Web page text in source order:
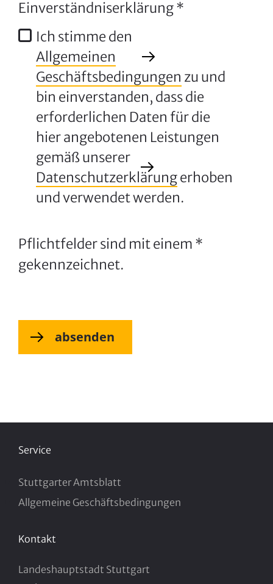
Einverständniserklärung*
Ich stimme den
Allgemeinen
Geschäftsbedingungen zu und
bin einverstanden, dass die
erforderlichen Daten für die
hier angebotenen Leistungen
gemäß unserer
Datenschutzerklärungerhoben
und verwendet werden.
Pflichtfelder sind mit einem *
gekennzeichnet.
absenden
Service
Stuttgarter Amtsblatt
Allgemeine Geschäftsbedingungen
Kontakt
Landeshauptstadt Stuttgart